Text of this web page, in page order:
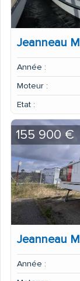
Jeanneau
Année :
Moteur :
Etat :
Jeanneau
Année :
155 900 €